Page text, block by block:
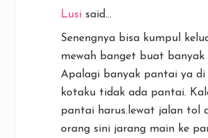
Lusi said...
Senengnya bisa kumpul
mewah banget buat banyak
Apalagi banyak pantai ya di
kotaku tidak ada pantai.
pantai harus.lewat jalan tol
orang sini jarang main ke